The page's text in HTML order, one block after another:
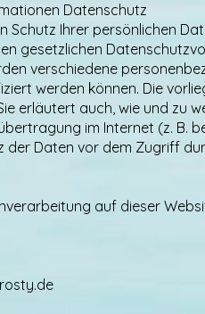
Datenschutz
Schutz Ihrer persönlichen
gesetzlichen
verschiedene
werden können. Die
erläutert auch, wie und zu
im Internet (z. B.
der Daten vor dem Zugriff
auf dieser